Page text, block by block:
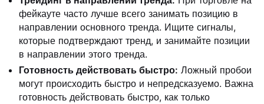
фейкауте часто лучше всего занимать позицию в
направлении основного тренда. Ищите сигналы,
которые подтверждают тренд, и занимайте позиции
в направлении этого тренда.
Готовность действовать быстро: Ложный пробои
могут происходить быстро и непредсказуемо. Важна
готовность действовать быстро, как только